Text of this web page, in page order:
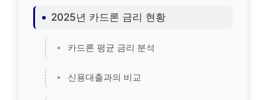
2025년 카드론 금리 현황
카드론 평균 금리 분석
신용대출과의 비교